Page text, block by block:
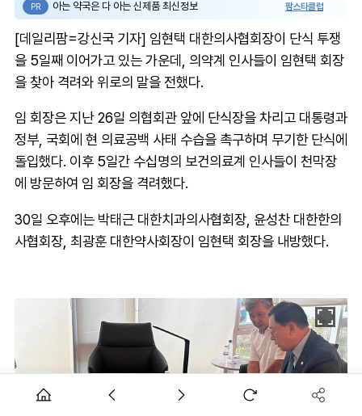
PR 아는 약국은 다 아는 신제품 최신정보 팜스타클럽
[데일리팜=강신국 기자] 임현택 대한의사협회장이 단식 투쟁
을 5일째 이어가고 있는 가운데, 의약계 인사들이 임현택 회장
을 찾아 격려와 위로의 말을 전했다.
임 회장은 지난 26일 의협회관 앞에 단식장을 차리고 대통령과
정부, 국회에 현 의료공백 사태 수습을 촉구하며 무기한 단식에
돌입했다. 이후 5일간 수십명의 보건의료계 인사들이 천막장
에 방문하여 임 회장을 격려했다.
30일 오후에는 박태근 대한치과의사협회장, 윤성찬 대한한의
사협회장, 최광훈 대한약사회장이 임현택 회장을 내방했다.